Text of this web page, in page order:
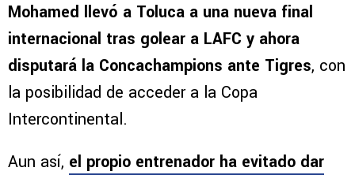
Mohamed llevó a Toluca a una nueva final
internacional tras golear a LAFC y ahora
disputará la Concachampions ante Tigres, con
la posibilidad de acceder a la Copa
Intercontinental.
Aun así, el propio entrenador ha evitado dar